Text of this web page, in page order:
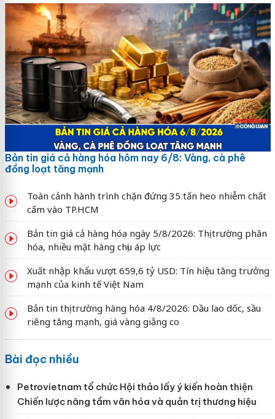
Bản tin giá cả hàng hóa hôm nay 6/8: Vàng, cà phê
đồng loạt tăng mạnh
Toàn cảnh hành trình chặn đứng 35 tấn heo nhiễm chất
cấm vào TP.HCM
Bản tin giá cả hàng hóa ngày 5/8/2026: Thị trường phân
hóa, nhiều mặt hàng chịu áp lực
Xuất nhập khẩu vượt 659,6 tỷ USD: Tín hiệu tăng trưởng
mạnh của kinh tế Việt Nam
Bản tin thị trường hàng hóa 4/8/2026: Dầu lao dốc, sầu
riêng tăng mạnh, giá vàng giằng co
Bài đọc nhiều
Petrovietnam tổ chức Hội thảo lấy ý kiến hoàn thiện
Chiến lược nâng tầm văn hóa và quản trị thương hiệu